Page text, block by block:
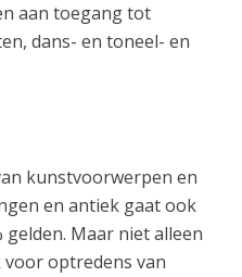
aan toegang tot
dans- en toneel- en
kunstvoorwerpen en
en antiek gaat ook
Maar niet alleen
optredens van